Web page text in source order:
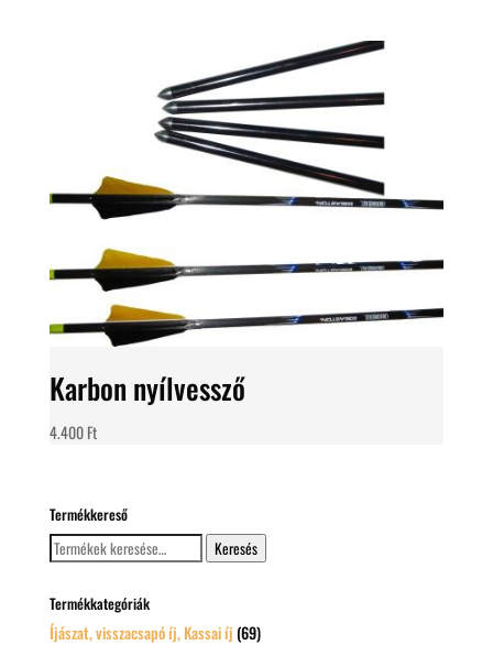
Karbon nyílvessző
4.400Ft
Termékkereső
Keresés
a
Keresés
Termékkategóriák
Íjászat, visszacsapó íj, Kassai íj (69)